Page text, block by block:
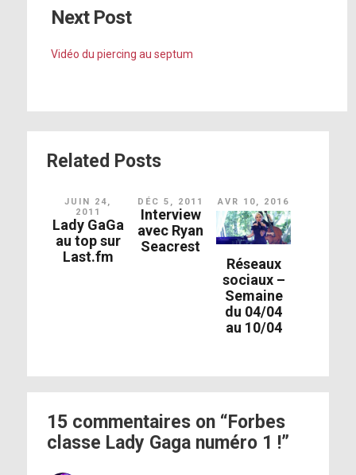
Next Post
Vidéo du piercing au septum
Related Posts
JUIN 24,
2011
Lady GaGa
au top sur
Last.fm
DÉC 5, 2011
Interview
avec Ryan
Seacrest
AVR 10, 2016
Réseaux
sociaux –
Semaine
du 04/04
au 10/04
15 commentaires on “Forbes
classe Lady Gaga numéro 1 !”